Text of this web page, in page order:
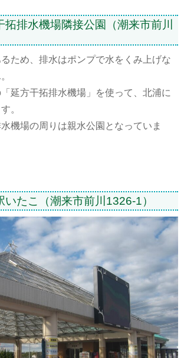
排水機場隣接公園（潮来市前川
ため、排水はポンプで水をくみ上げな
延方干拓排水機場」を使って、北浦に
。
機場の周りは親水公園となっていま
たこ（潮来市前川1326-1）